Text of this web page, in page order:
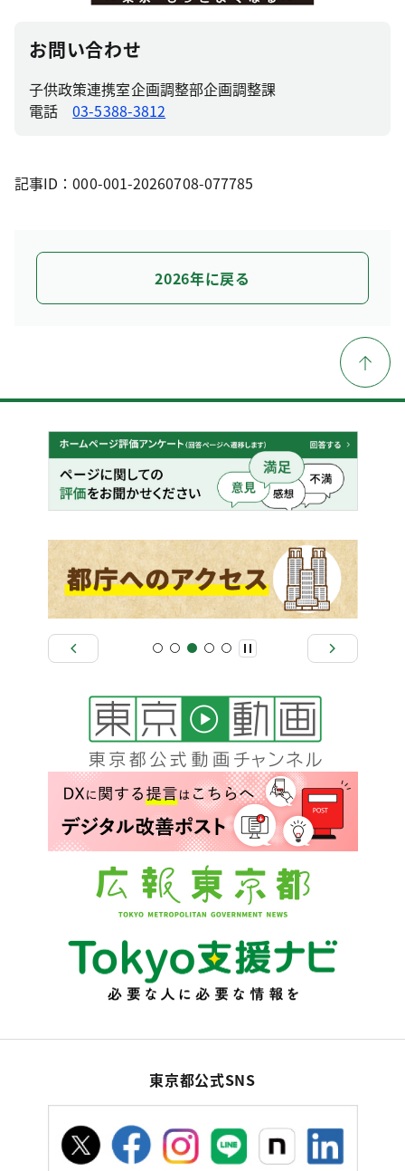
お問い合わせ
子供政策連携室企画調整部企画調整課
電話03-5388-3812
記事ID：000-001-20260708-077785
2026年に戻る
東京都公式SNS